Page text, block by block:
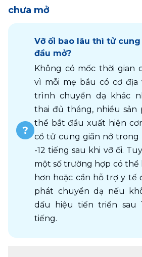
chưa mở
Vỡ ối bao lâu thì tử
đầu mở?
Không có mốc thời gian
vì mỗi mẹ bầu có cơ địa
trình chuyển dạ khác
thai đủ tháng, nhiều sản
thể bắt đầu xuất hiện
cổ tử cung giãn nở trong
-12 tiếng sau khi vỡ ối.
một số trường hợp có thể
hơn hoặc cần hỗ trợ y tế
phát chuyển dạ nếu
dấu hiệu tiến triển sau
tiếng.